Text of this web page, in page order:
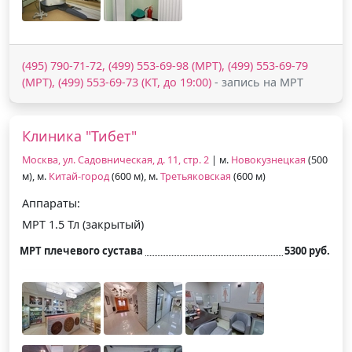
(495) 790-71-72, (499) 553-69-98 (МРТ), (499) 553-69-79
(МРТ), (499) 553-69-73 (КТ, до 19:00) - запись на МРТ
Клиника "Тибет"
Москва, ул. Садовническая, д. 11, стр. 2 | м. Новокузнецкая (500
м), м. Китай-город(600 м), м.Третьяковская (600 м)
Аппараты:
МРТ 1.5 Тл (закрытый)
МРТ плечевого сустава 5300 руб.